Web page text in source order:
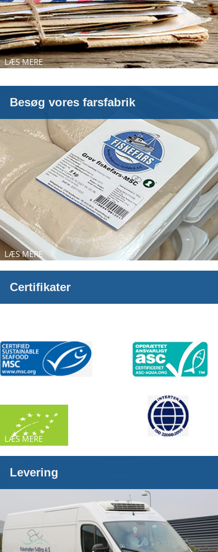
LÆS MERE
Besøg vores farsfabrik
LÆS MERE
Certifikater
LÆS MERE
Levering